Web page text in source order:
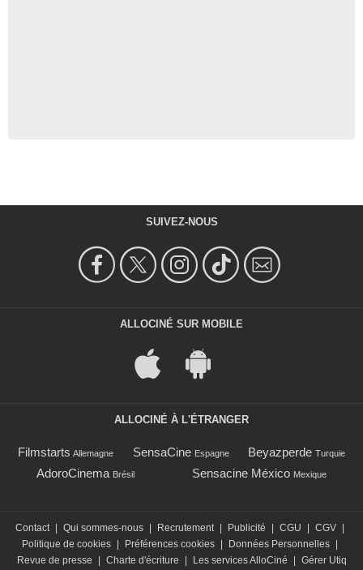
SUIVEZ-NOUS
ALLOCINÉ SUR MOBILE
ALLOCINÉ À L'ÉTRANGER
Filmstarts Allemagne SensaCine Espagne Beyazperde Turquie
AdoroCinema Brésil Sensacine México Mexique
Contact | Qui sommes-nous | Recrutement | Publicité | CGU | CGV |
Politique de cookies | Préférences cookies | Données Personnelles |
Revue de presse
| Charte d'écriture | Les services AlloCiné | Gérer Utiq